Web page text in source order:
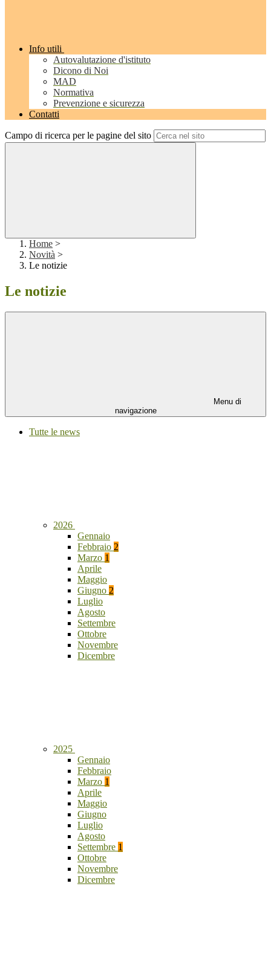
Info utili
Autovalutazione d'istituto
Dicono di Noi
MAD
Normativa
Prevenzione e sicurezza
Contatti
Campo di ricerca per le pagine del sito
Home >
Novità >
Le notizie
Le notizie
Menu di
navigazione
Tutte le news
2026
Gennaio
Febbraio 2
Marzo 1
Aprile
Maggio
Giugno 2
Luglio
Agosto
Settembre
Ottobre
Novembre
Dicembre
2025
Gennaio
Febbraio
Marzo 1
Aprile
Maggio
Giugno
Luglio
Agosto
Settembre 1
Ottobre
Novembre
Dicembre